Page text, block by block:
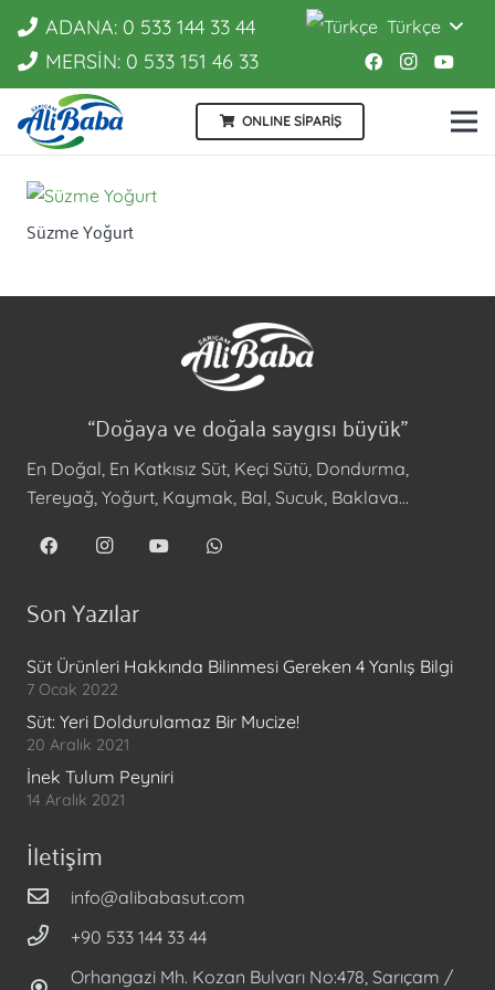
ADANA: 0 533 144 33 44
MERSİN: 0 533 151 46 33
Türkçe
ONLINE SİPARİŞ
Süzme Yoğurt
“Doğaya ve doğala saygısı büyük”
En Doğal, En Katkısız Süt, Keçi Sütü, Dondurma,
Tereyağ, Yoğurt, Kaymak, Bal, Sucuk, Baklava…
Son Yazılar
Süt Ürünleri Hakkında Bilinmesi Gereken 4 Yanlış Bilgi
7 Ocak 2022
Süt: Yeri Doldurulamaz Bir Mucize!
20 Aralık 2021
İnek Tulum Peyniri
14 Aralık 2021
İletişim
info@alibabasut.com
+90 533 144 33 44
Orhangazi Mh. Kozan Bulvarı No:478, Sarıçam /